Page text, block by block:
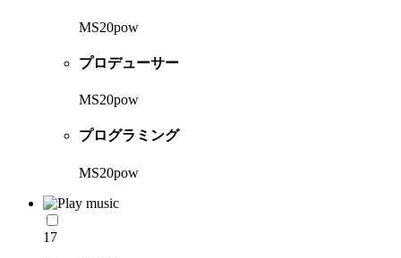
MS20pow
プロデューサー
MS20pow
プログラミング
MS20pow
17